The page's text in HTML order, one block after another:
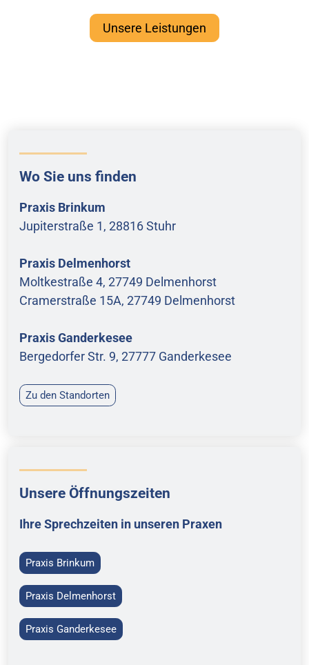
Unsere Leistungen
Wo Sie uns finden
Praxis Brinkum
Jupiterstraße 1, 28816 Stuhr
Praxis Delmenhorst
Moltkestraße 4, 27749 Delmenhorst
Cramerstraße 15A, 27749 Delmenhorst
Praxis Ganderkesee
Bergedorfer Str. 9, 27777 Ganderkesee
Zu den Standorten
Unsere Öffnungszeiten
Ihre Sprechzeiten in unseren Praxen
Praxis Brinkum
Praxis Delmenhorst
Praxis Ganderkesee